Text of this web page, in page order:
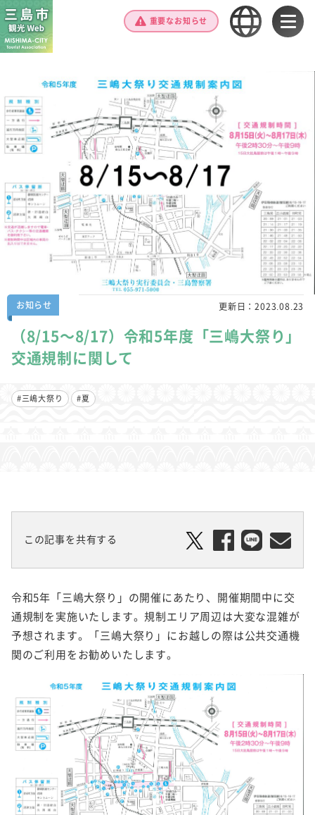
重要なお知らせ
お知らせ 更新日：2023.08.23
（8/15～8/17）令和5年度「三嶋大祭り」
交通規制に関して
#三嶋大祭り #夏
この記事を共有する
令和5年「三嶋大祭り」の開催にあたり、開催期間中に交
通規制を実施いたします。規制エリア周辺は大変な混雑が
予想されます。「三嶋大祭り」にお越しの際は公共交通機
関のご利用をお勧めいたします。